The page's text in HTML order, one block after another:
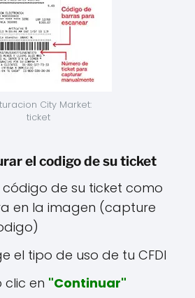
City Market:
ticket
el codigo de su ticket
código de su ticket como
en la imagen (capture
el tipo de uso de tu CFDI
clic en "Continuar"